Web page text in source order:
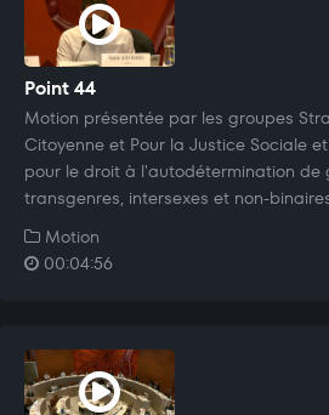
Point 44
Motion présentée par les groupes
Citoyenne et Pour la Justice Sociale
pour le droit à l'autodétermination de
transgenres, intersexes et non-
Motion
00:04:56